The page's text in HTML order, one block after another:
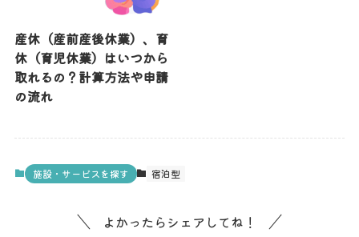
産休（産前産後休業）、育
休（育児休業）はいつから
取れるの？計算方法や申請
の流れ
施設・サービスを探す 宿泊型
よかったらシェアしてね！